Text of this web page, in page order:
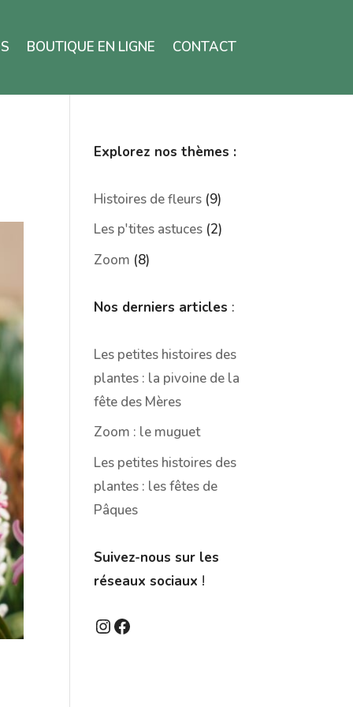
BOUTIQUE EN LIGNE CONTACT
Explorez nos thèmes :
Histoires de fleurs (9)
Les p'tites astuces (2)
Zoom (8)
Nos derniers articles :
Les petites histoires des
plantes : la pivoine de la
fête des Mères
Zoom : le muguet
Les petites histoires des
plantes : les fêtes de
Pâques
Suivez-nous sur les
réseaux sociaux !
Instagram
Facebook